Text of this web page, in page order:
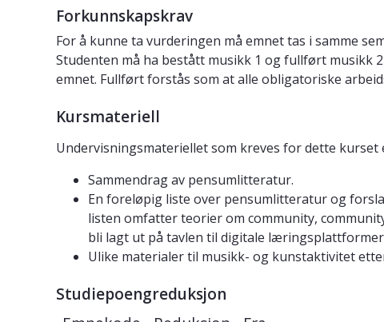
Forkunnskapskrav
For å kunne ta vurderingen må emnet tas i samme
Studenten må ha bestått musikk 1 og fullført musikk
emnet. Fullført forstås som at alle obligatoriske
Kursmateriell
Undervisningsmateriellet som kreves for dette kurset
Sammendrag av pensumlitteratur.
En foreløpig liste over pensumlitteratur og
listen omfatter teorier om community,
bli lagt ut på tavlen til digitale
Ulike materialer til musikk- og kunstaktivitet
Studiepoengreduksjon